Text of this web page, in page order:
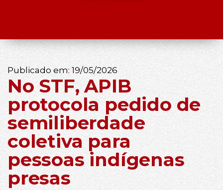
Publicado em: 19/05/2026
No STF, APIB
protocola pedido de
semiliberdade
coletiva para
pessoas indígenas
presas